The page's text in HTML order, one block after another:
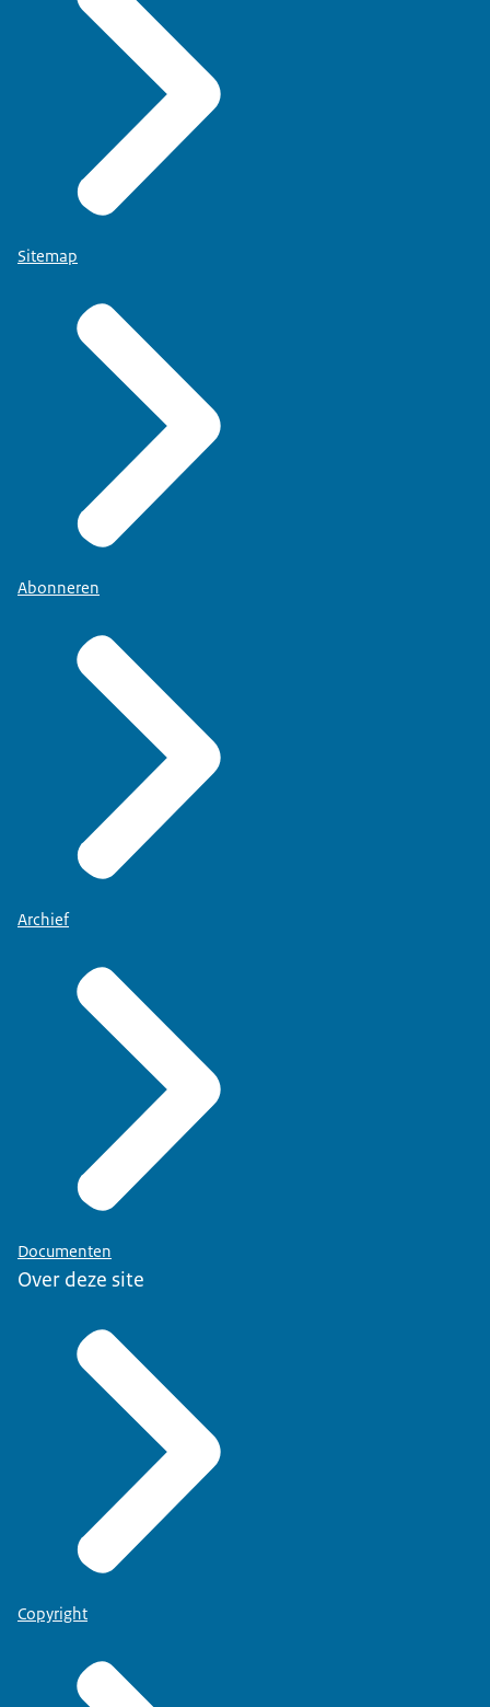
Sitemap
Abonneren
Archief
Documenten
Over deze site
Copyright